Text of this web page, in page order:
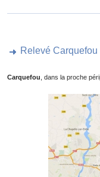
Relevé Carquefou
Carquefou , dans la proche